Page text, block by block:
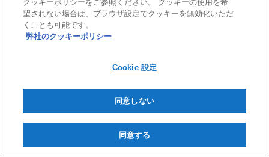
PDFをダウンロード
クッキーポリシーをご参照ください。 クッキーの使用を希
望されない場合は、ブラウザ設定でクッキーを無効化いただ
くことも可能です。
弊社のクッキーポリシー
Cookie 設定
同意しない
同意する